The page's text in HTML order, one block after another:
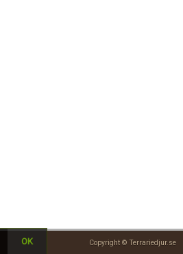
Copyright © Terrariedjur.se
OK